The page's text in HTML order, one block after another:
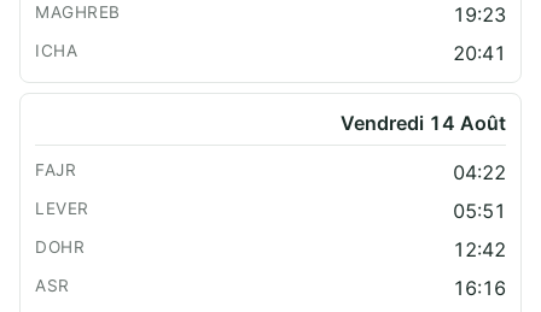
19:23
20:41
Vendredi 14 Août
04:22
05:51
12:42
16:16